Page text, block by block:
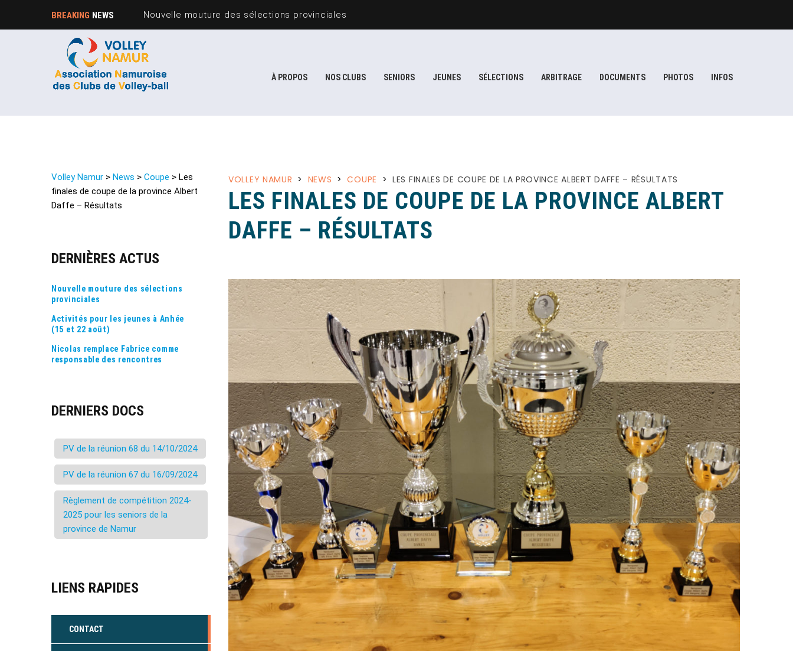
BREAKING NEWS Nouvelle mouture des sélections provinciales
À PROPOS NOS CLUBS SENIORS JEUNES SÉLECTIONS ARBITRAGE DOCUMENTS PHOTOS INFOS
VOLLEY NAMUR > NEWS > COUPE > LES FINALES DE COUPE DE LA PROVINCE ALBERT DAFFE – RÉSULTATS
LES FINALES DE COUPE DE LA PROVINCE ALBERT
DAFFE – RÉSULTATS
Volley Namur > News > Coupe > Les
finales de coupe de la province Albert
Daffe – Résultats
DERNIÈRES ACTUS
Nouvelle mouture des sélections
provinciales
Activités pour les jeunes à Anhée
(15 et 22 août)
Nicolas remplace Fabrice comme
responsable des rencontres
DERNIERS DOCS
PV de la réunion 68 du 14/10/2024
PV de la réunion 67 du 16/09/2024
Règlement de compétition 2024-
2025 pour les seniors de la
province de Namur
LIENS RAPIDES
CONTACT